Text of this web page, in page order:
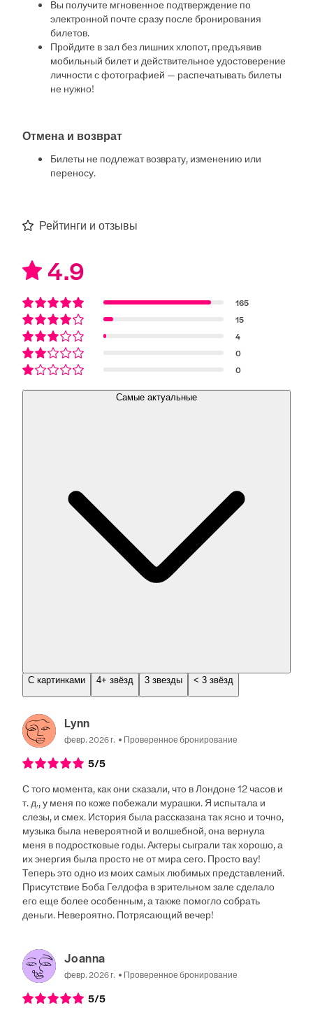
Вы получите мгновенное подтверждение по
электронной почте сразу после бронирования
билетов.
Пройдите в зал без лишних хлопот, предъявив
мобильный билет и действительное удостоверение
личности с фотографией — распечатывать билеты
не нужно!
Отмена и возврат
Билеты не подлежат возврату, изменению или
переносу.
Рейтинги и отзывы
4.9
165
15
4
0
0
Самые актуальные
С картинками 4+ звёзд 3 звезды < 3 звёзд
Lynn
февр. 2026 г. Проверенное бронирование
5/5
С того момента, как они сказали, что в Лондоне 12 часов и
т. д., у меня по коже побежали мурашки. Я испытала и
слезы, и смех. История была рассказана так ясно и точно,
музыка была невероятной и волшебной, она вернула
меня в подростковые годы. Актеры сыграли так хорошо, а
их энергия была просто не от мира сего. Просто вау!
Теперь это одно из моих самых любимых представлений.
Присутствие Боба Гелдофа в зрительном зале сделало
его еще более особенным, а также помогло собрать
деньги. Невероятно. Потрясающий вечер!
Joanna
февр. 2026 г. Проверенное бронирование
5/5